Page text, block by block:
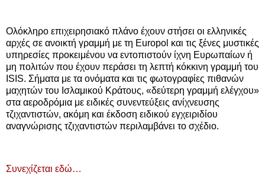
Ολόκληρο επιχειρησιακό πλάνο έχουν στήσει οι ελληνικές
αρχές σε ανοικτή γραμμή με τη Europol και τις ξένες μυστικές
υπηρεσίες προκειμένου να εντοπιστούν ίχνη Ευρωπαίων ή
μη πολιτών που έχουν περάσει τη λεπτή κόκκινη γραμμή του
ISIS. Σήματα με τα ονόματα και τις φωτογραφίες πιθανών
μαχητών του Ισλαμικού Κράτους, «δεύτερη γραμμή ελέγχου»
στα αεροδρόμια με ειδικές συνεντεύξεις ανίχνευσης
τζιχαντιστών, ακόμη και έκδοση ειδικού εγχειριδίου
αναγνώρισης τζιχαντιστών περιλαμβάνει το σχέδιο.
Συνεχίζεται εδώ…